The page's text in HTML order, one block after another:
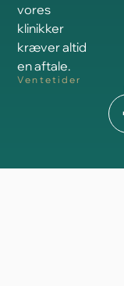
vores
klinikker
kræver altid
en aftale.
Ventetider